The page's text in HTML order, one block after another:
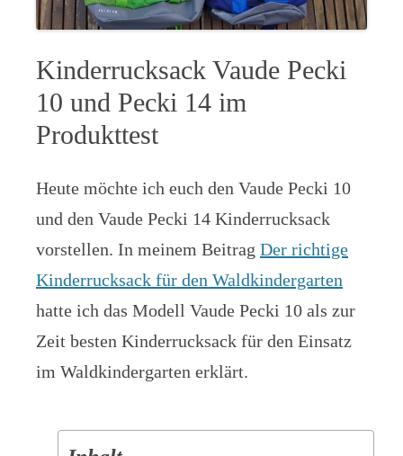
Kinderrucksack Vaude Pecki
10 und Pecki 14 im
Produkttest
Heute möchte ich euch den Vaude Pecki 10
und den Vaude Pecki 14 Kinderrucksack
vorstellen. In meinem Beitrag Der richtige
Kinderrucksack für den Waldkindergarten
hatte ich das Modell Vaude Pecki 10 als zur
Zeit besten Kinderrucksack für den Einsatz
im Waldkindergarten erklärt.